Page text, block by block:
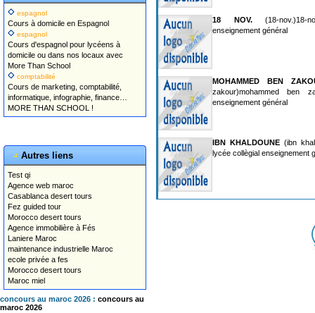
espagnol
Cours à domicile en Espagnol
espagnol
Cours d'espagnol pour lycéens à
domicile ou dans nos locaux avec
More Than School
comptabilité
Cours de marketing, comptabilité,
informatique, infographie, finance…
MORE THAN SCHOOL !
Autres liens
Test qi
Agence web maroc
Casablanca desert tours
Fez guided tour
Morocco desert tours
Agence immobilière à Fés
Laniere Maroc
maintenance industrielle Maroc
ecole privée a fes
Morocco desert tours
Maroc miel
concours au maroc 2026 : concours au
maroc 2026
18 NOV.(18-nov.)18-
enseignement général
MOHAMMED BEN
zakour)mohammed ben
enseignement général
IBN KHALDOUNE (ibn
lycée collègial enseignement